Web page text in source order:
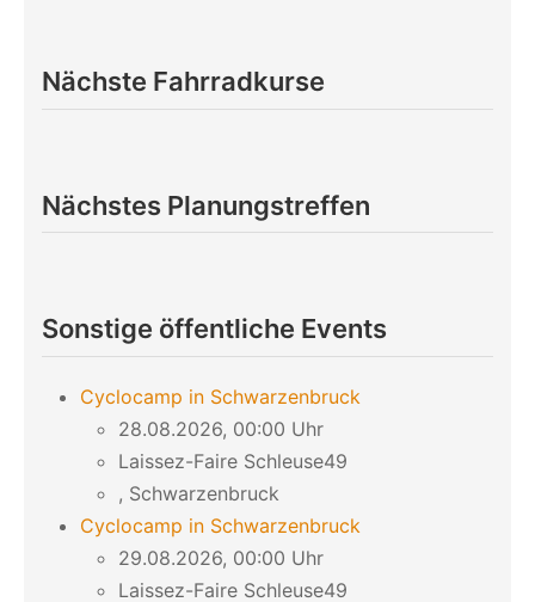
Nächste Fahrradkurse
Nächstes Planungstreffen
Sonstige öffentliche Events
Cyclocamp in Schwarzenbruck
28.08.2026, 00:00 Uhr
Laissez-Faire Schleuse49
, Schwarzenbruck
Cyclocamp in Schwarzenbruck
29.08.2026, 00:00 Uhr
Laissez-Faire Schleuse49